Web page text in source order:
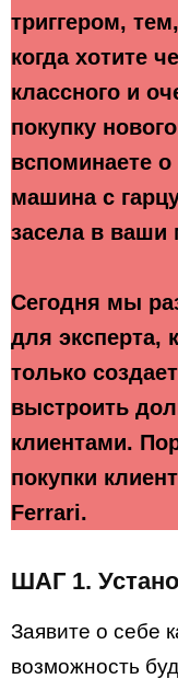
триггером,
когда хотите
классного и
покупку
вспоминаете
машина с
засела в
Сегодня мы
для эксперта,
только
выстроить
клиентами.
покупки
Ferrari.
ШАГ 1.
Заявите о себе
возможность